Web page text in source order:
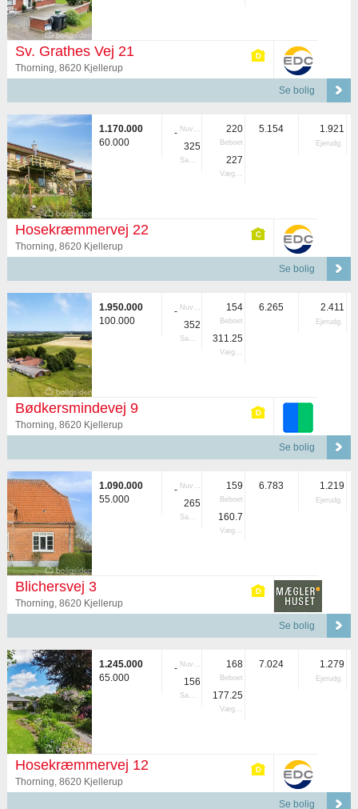
Sv. Grathes Vej 21
Thorning, 8620 Kjellerup
Se bolig
1.170.000
60.000
- Nuvær.
325
Samlet
220
Beboet
227
Vægtet
5.154 1.921
Ejerudg.
Hosekræmmervej 22
Thorning, 8620 Kjellerup
Se bolig
1.950.000
100.000
- Nuvær.
352
Samlet
154
Beboet
311.25
Vægtet
6.265 2.411
Ejerudg.
Bødkersmindevej 9
Thorning, 8620 Kjellerup
Se bolig
1.090.000
55.000
- Nuvær.
265
Samlet
159
Beboet
160.7
Vægtet
6.783 1.219
Ejerudg.
Blichersvej 3
Thorning, 8620 Kjellerup
Se bolig
1.245.000
65.000
- Nuvær.
156
Samlet
168
Beboet
177.25
Vægtet
7.024 1.279
Ejerudg.
Hosekræmmervej 12
Thorning, 8620 Kjellerup
Se bolig